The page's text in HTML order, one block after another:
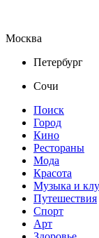
Москва
Петербург
Сочи
Поиск
Город
Кино
Рестораны
Мода
Красота
Музыка и
Путешествия
Спорт
Арт